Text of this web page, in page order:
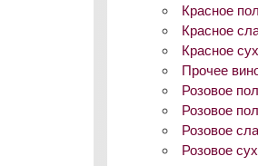
Красное
Красное
Красное
Прочее
Розовое
Розовое
Розовое
Розовое